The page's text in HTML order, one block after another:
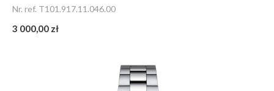
Nr. ref. T101.917.11.046.00
3 000,00 zł